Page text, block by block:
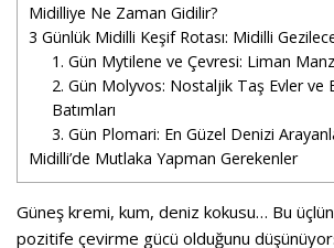
Midilliye Ne Zaman Gidilir?
3 Günlük Midilli Keşif Rotası: Midilli
1. Gün Mytilene ve Çevresi: Liman
2. Gün Molyvos: Nostaljik Taş Evler ve
Batımları
3. Gün Plomari: En Güzel Denizi
Midilli’de Mutlaka Yapman Gerekenler
Güneş kremi, kum, deniz kokusu… Bu
pozitife çevirme gücü olduğunu